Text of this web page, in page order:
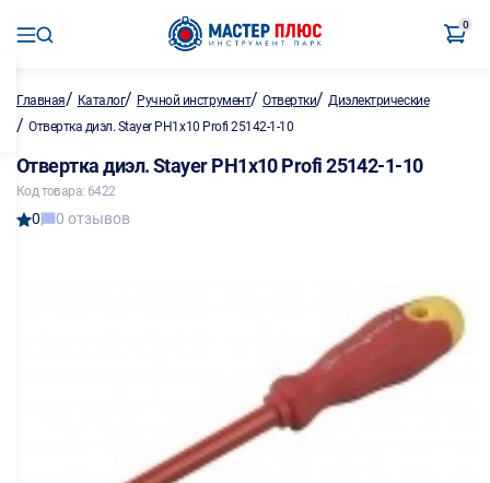
0
Главная/ Каталог/ Ручной инструмент/Отвертки/Диэлектрические
/ Отвертка диэл. Stayer PH1х10 Profi 25142-1-10
Отвертка диэл. Stayer PH1х10 Profi 25142-1-10
Код товара: 6422
0 0 отзывов